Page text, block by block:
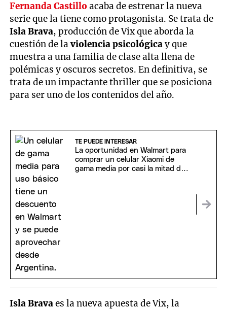
Fernanda Castilloacaba de estrenar la nueva
serie que la tiene como protagonista. Se trata de
Isla Brava, producción de Vix que aborda la
cuestión de laviolencia psicológicay que
muestra a una familia de clase alta llena de
polémicas y oscuros secretos. En definitiva, se
trata de un impactante thriller que se posiciona
para ser uno de los contenidos del año.
TE PUEDE INTERESAR
La oportunidad en Walmart para
comprar un celular Xiaomi de
gama media por casi la mitad de
Isla Bravaes la nueva apuesta de Vix, la